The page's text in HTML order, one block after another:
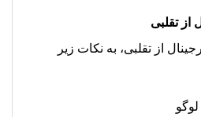
تقلبی
از تقلبی، به نکات زیر